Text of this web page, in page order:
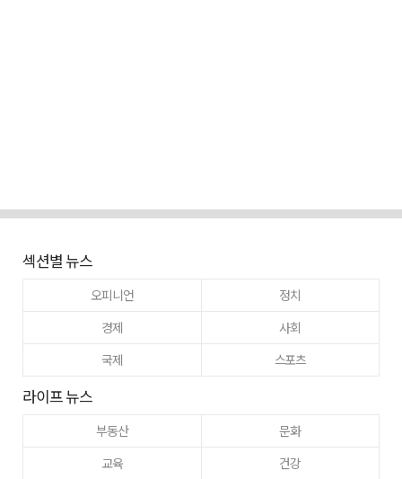
섹션별 뉴스
오피니언
정치
경제
사회
국제
스포츠
라이프 뉴스
부동산
문화
교육
건강